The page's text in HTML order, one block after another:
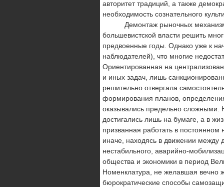
авторитет традиций, а также
необходимость созна­тельного
Демонтаж рыночных механизмов,
большевистской власти решить
предвоенные годы. Однако уже к
наблюдателей), что многие
Ориентированная на
и иных задач, лишь
решитель­но отвергала
формирования планов,
оказывались предельно сложными.
достигались лишь на бумаге, а в
призванная работать в
иначе, находясь в движении между
нестабильного, аварийно-
общества и экономики в период
Номенклатура, не желавшая вечно
бюрократические способы